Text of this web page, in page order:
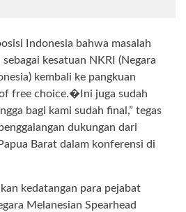
Indonesia bahwa masalah
kesatuan NKRI (Negara
kembali ke pangkuan
free choice.�Ini juga sudah
bagi kami sudah final,” tegas
dukungan dari
Barat dalam konferensi di
kedatangan para pejabat
Melanesian Spearhead